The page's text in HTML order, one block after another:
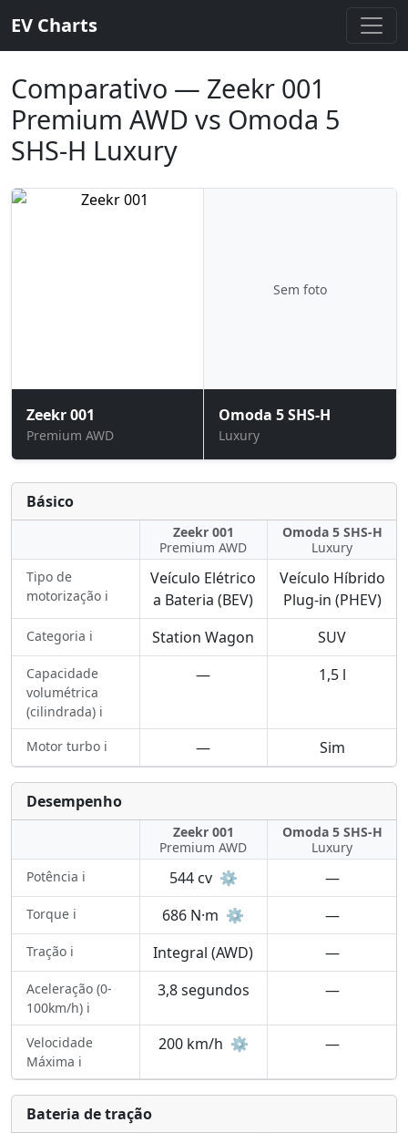
EV Charts
Comparativo — Zeekr 001
Premium AWD vs Omoda 5
SHS-H Luxury
Zeekr 001
Premium AWD
Sem foto
Omoda 5 SHS-H
Luxury
Básico
Zeekr 001
Premium AWD
Omoda 5 SHS-H
Luxury
Tipo de
motorização ℹ️
Veículo Elétrico
a Bateria (BEV)
Veículo Híbrido
Plug-in (PHEV)
Categoria ℹ️ Station Wagon SUV
Capacidade
volumétrica
(cilindrada) ℹ️
— 1,5 l
Motor turbo ℹ️ — Sim
Desempenho
Zeekr 001
Premium AWD
Omoda 5 SHS-H
Luxury
Potência ℹ️
544 cv ⚙️ —
Torque ℹ️ 686 N·m ⚙️ —
Tração ℹ️ Integral (AWD) —
Aceleração (0-
100km/h) ℹ️
3,8 segundos —
Velocidade
Máxima ℹ️
200 km/h ⚙️ —
Bateria de tração